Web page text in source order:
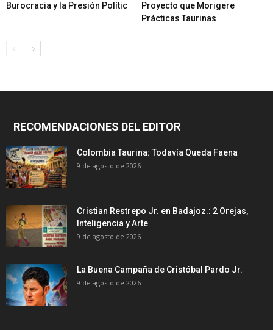
Burocracia y la Presión Polític
Proyecto que Morigere
Prácticas Taurinas
RECOMENDACIONES DEL EDITOR
Colombia Taurina: Todavía Queda Faena
9 de agosto de 2026
Cristian Restrepo Jr. en Badajoz.: 2 Orejas,
Inteligencia y Arte
9 de agosto de 2026
La Buena Campaña de Cristóbal Pardo Jr.
9 de agosto de 2026